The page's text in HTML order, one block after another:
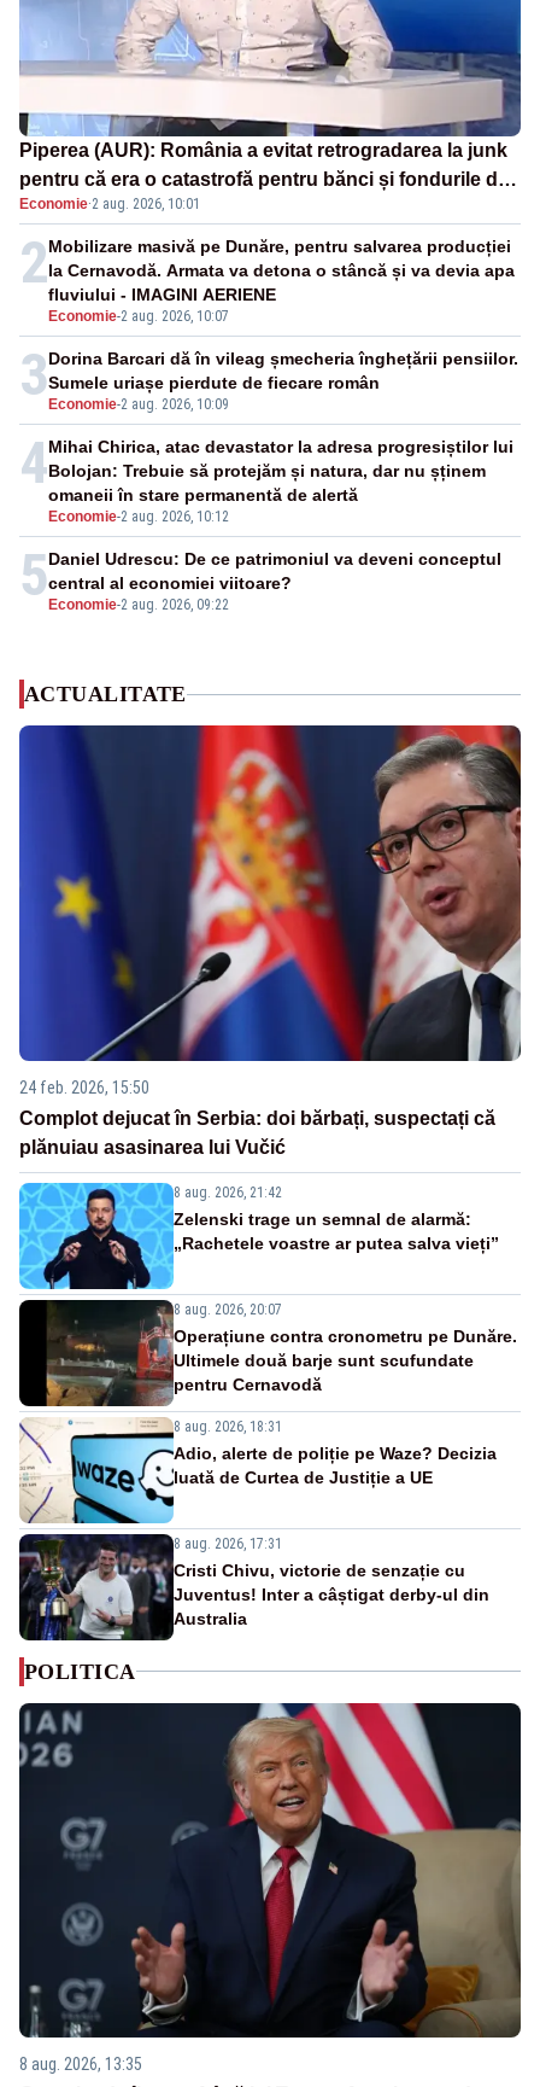
Piperea (AUR): România a evitat retrogradarea la junk
pentru că era o catastrofă pentru bănci și fondurile de
pensii
Economie·2 aug. 2026, 10:01
2
Economie-2 aug. 2026, 10:07
Mobilizare masivă pe Dunăre, pentru salvarea producției
la Cernavodă. Armata va detona o stâncă și va devia apa
fluviului - IMAGINI AERIENE
3 Economie-2 aug. 2026, 10:09
Dorina Barcari dă în vileag șmecheria înghețării pensiilor.
Sumele uriașe pierdute de fiecare român
4
Economie-2 aug. 2026, 10:12
Mihai Chirica, atac devastator la adresa progresiștilor lui
Bolojan: Trebuie să protejăm și natura, dar nu șținem
omaneii în stare permanentă de alertă
5 Economie-2 aug. 2026, 09:22
Daniel Udrescu: De ce patrimoniul va deveni conceptul
central al economiei viitoare?
ACTUALITATE
24 feb. 2026, 15:50
Complot dejucat în Serbia: doi bărbați, suspectați că
plănuiau asasinarea lui Vučić
8 aug. 2026, 21:42
Zelenski trage un semnal de alarmă:
„Rachetele voastre ar putea salva vieți”
8 aug. 2026, 20:07
Operațiune contra cronometru pe Dunăre.
Ultimele două barje sunt scufundate
pentru Cernavodă
8 aug. 2026, 18:31
Adio, alerte de poliție pe Waze? Decizia
luată de Curtea de Justiție a UE
8 aug. 2026, 17:31
Cristi Chivu, victorie de senzație cu
Juventus! Inter a câștigat derby-ul din
Australia
POLITICA
8 aug. 2026, 13:35